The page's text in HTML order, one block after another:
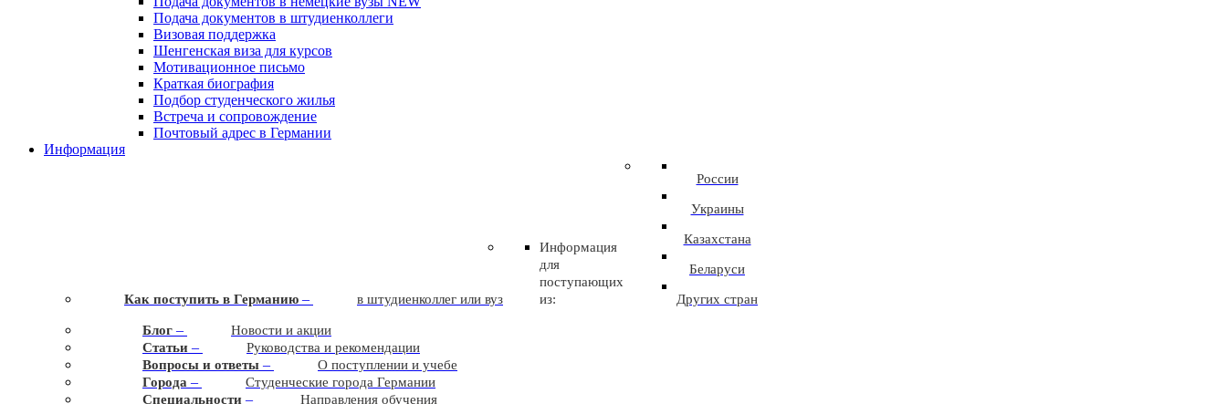
Подача документов в штудиенколлеги
Визовая поддержка
Шенгенская виза для курсов
Мотивационное письмо
Краткая биография
Подбор студенческого жилья
Встреча и сопровождение
Почтовый адрес в Германии
Информация
Как поступить в Германию – в штудиенколлег или вуз
Информация
для
поступающих
из:
России
Украины
Казахстана
Беларуси
Других стран
Блог –
Новости и акции
Статьи –
Руководства и рекомендации
Вопросы и ответы –
О поступлении и учебе
Города –
Студенческие города Германии
Cпециальности –
Направления обучения